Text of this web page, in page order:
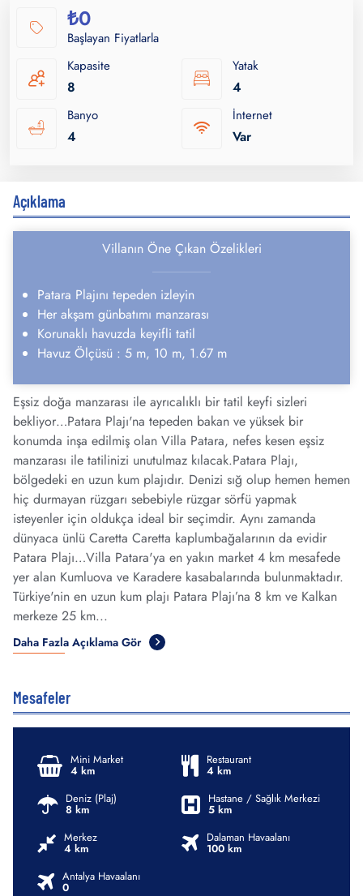
₺0
Başlayan Fiyatlarla
Kapasite
8
Yatak
4
Banyo
4
İnternet
Var
Açıklama
Villanın Öne Çıkan Özelikleri
Patara Plajını tepeden izleyin
Her akşam günbatımı manzarası
Korunaklı havuzda keyifli tatil
Havuz Ölçüsü : 5 m, 10 m, 1.67 m
Eşsiz doğa manzarası ile ayrıcalıklı bir tatil keyfi sizleri
bekliyor…Patara Plajı'na tepeden bakan ve yüksek bir
konumda inşa edilmiş olan Villa Patara, nefes kesen eşsiz
manzarası ile tatilinizi unutulmaz kılacak.Patara Plajı,
bölgedeki en uzun kum plajıdır. Denizi sığ olup hemen hemen
hiç durmayan rüzgarı sebebiyle rüzgar sörfü yapmak
isteyenler için oldukça ideal bir seçimdir. Aynı zamanda
dünyaca ünlü Caretta Caretta kaplumbağalarının da evidir
Patara Plajı…Villa Patara'ya en yakın market 4 km mesafede
yer alan Kumluova ve Karadere kasabalarında bulunmaktadır.
Türkiye'nin en uzun kum plajı Patara Plajı’na 8 km ve Kalkan
merkeze 25 km...
Daha Fazla Açıklama Gör
Mesafeler
Mini Market
4 km
Restaurant
4 km
Deniz (Plaj)
8 km
Hastane / Sağlık Merkezi
5 km
Merkez
4 km
Dalaman Havaalanı
100 km
Antalya Havaalanı
0